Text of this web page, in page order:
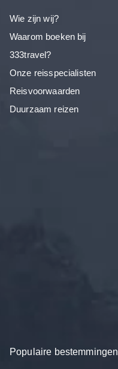
Wie zijn wij?
Waarom boeken bij
333travel?
Onze reisspecialisten
Reisvoorwaarden
Duurzaam reizen
Populaire bestemmingen